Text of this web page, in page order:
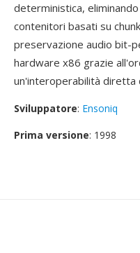
deterministica,
contenitori basati su
preservazione audio bit-
hardware x86 grazie
un'interoperabilità diretta
Sviluppatore: Ensoniq
Prima versione: 1998